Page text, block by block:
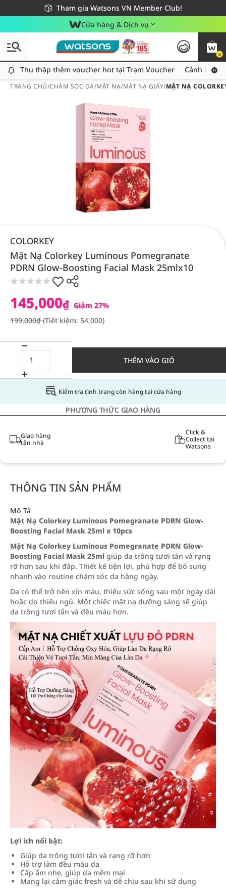
Tham gia Watsons VN Member Club!
Miễn phí giao hàng cho đơn hàng từ 249,000Đ
Giao hàng nhanh 24h - Áp dụng khu vực TP. Hồ Chí Minh
Cửa hàng & Dịch vụ
0
Thu thập thêm voucher hot tại Trạm Voucher
Thu thập thêm voucher hot tại Trạm Voucher Cảnh báo
TRANG CHỦ/CHĂM SÓC DA/MẶT NẠ/MẶT NẠ GIẤY/MẶT NẠ
COLORKEY
Mặt Nạ Colorkey Luminous Pomegranate
PDRN Glow-Boosting Facial Mask 25mlx10
145,000₫ Giảm 27%
199,000₫(Tiết kiệm: 54,000)
THÊM VÀO GIỎ
Kiểm tra tình trạng còn hàng tại cửa hàng
PHƯƠNG THỨC GIAO HÀNG
Giao hàng
tận nhà
Click &
Collect tại
Watsons
THÔNG TIN SẢN PHẨM
Mô Tả
Mặt Nạ Colorkey Luminous Pomegranate PDRN Glow-
Boosting Facial Mask 25ml x 10pcs
Mặt Nạ Colorkey Luminous Pomegranate PDRN Glow-
Boosting Facial Mask 25ml giúp da trông tươi tắn và rạng
rỡ hơn sau khi đắp. Thiết kế tiện lợi, phù hợp để bổ sung
nhanh vào routine chăm sóc da hằng ngày.
Da có thể trở nên xỉn màu, thiếu sức sống sau một ngày dài
hoặc do thiếu ngủ. Một chiếc mặt nạ dưỡng sáng sẽ giúp
da trông tươi tắn và đều màu hơn.
Lợi ích nổi bật:
Giúp da trông tươi tắn và rạng rỡ hơn
Hỗ trợ làm đều màu da
Cấp ẩm nhẹ, giúp da mềm mại
Mang lại cảm giác fresh và dễ chịu sau khi sử dụng